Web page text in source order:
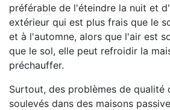
préférable de l'éteindre la nuit et
extérieur qui est plus frais que le
et à l'automne, alors que l'air est
que le sol, elle peut refroidir la
préchauffer.
Surtout, des problèmes de qualité
soulevés dans des maisons